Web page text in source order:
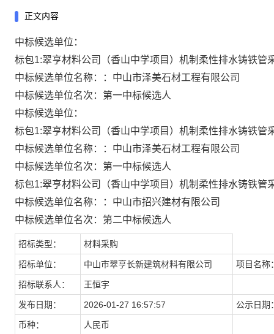
正文内容
中标候选单位：
标包1:翠亨材料公司（香山中学项目）机制柔性排水铸铁管
中标候选单位名称：：中山市泽美石材工程有限公司
中标候选单位名次：第一中标候选人
中标候选单位：
标包1:翠亨材料公司（香山中学项目）机制柔性排水铸铁管
中标候选单位名称：：中山市泽美石材工程有限公司
中标候选单位名次：第一中标候选人
标包1:翠亨材料公司（香山中学项目）机制柔性排水铸铁管
中标候选单位名称：：中山市招兴建材有限公司
中标候选单位名次：第二中标候选人
招标类型： 材料采购
招标单位： 中山市翠亨长新建筑材料有限公司 项目名称
招标联系人： 王恒宇
发布日期： 2026-01-27 16:57:57 公示日期
币种： 人民币